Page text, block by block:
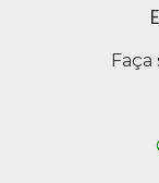
Faça